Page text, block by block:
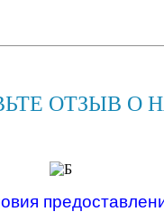
ОТЗЫВ О